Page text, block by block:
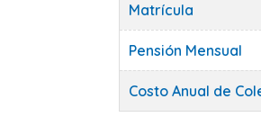
Matrícula
Pensión Mensual
Costo Anual de